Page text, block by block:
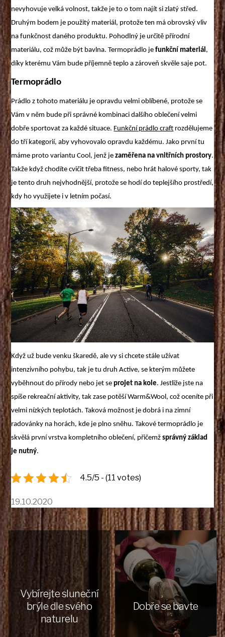
nevyhovuje velká volnost, takže je to o tom najít si zlatý střed.
Druhým bodem je použitý materiál, protože ten má obrovský vliv
na funkčnost daného produktu. Pohodlný je určitě přírodní
materiálu, což může být bavlna. Termoprádlo jefunkční materiál ,
díky kterému Vám bude příjemně teplo a zároveň skvěle saje pot.
Termoprádlo
Prádlo z tohoto materiálu je opravdu velmi oblíbené, protože se
Vám v něm bude při správné kombinaci dalšího oblečení velmi
dobře sportovat za každé situace. Funkční prádlo craft rozdělujeme
do tří kategorií, aby vyhovovalo opravdu každému. Jako první tu
máme proto variantu Cool, jenž jezaměřena na vnitřních prostory.
Takže když chodíte cvičit třeba fitness, nebo hrát halové sporty, tak
je tento druh nejvhodnější, protože se hodí do teplejšího prostředí,
kdy ho využijete i v letním počasí.
Když už bude venku škaredě, ale vy si chcete stále užívat
intenzivního pohybu, tak je tu druh Active, se kterým můžete
vyběhnout do přírody nebo jet seprojet na kole. Jestliže jste na
spíše rekreační aktivity, tak zase potěší Warm&Wool, což oceníte při
velmi nízkých teplotách. Taková možnost je dobrá i na zimní
radovánky na horách, kde je plno sněhu. Takové termoprádlo je
skvělá první vrstva kompletního oblečení, přičemžsprávný základ
je nutný.
4.5/5 - (11 votes)
19.10.2020
Vybírejte sluneční
brýle dle svého
naturelu
Dobře se bavte